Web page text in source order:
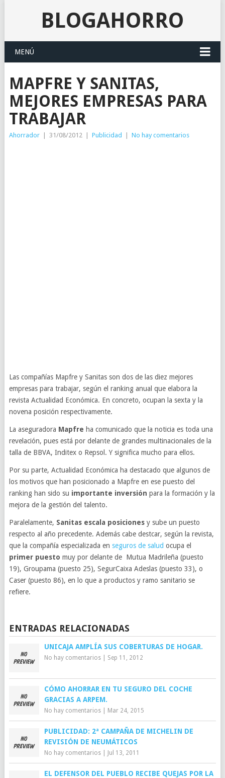
BLOGAHORRO
MENÚ
MAPFRE Y SANITAS,
MEJORES EMPRESAS PARA
TRABAJAR
Ahorrador 31/08/2012 Publicidad No hay comentarios
Las compañías Mapfre y Sanitas son dos de las diez mejores
empresas para trabajar, según el ranking anual que elabora la
revista Actualidad Económica. En concreto, ocupan la sexta y la
novena posición respectivamente.
La aseguradora Mapfre ha comunicado que la noticia es toda una
revelación, pues está por delante de grandes multinacionales de la
talla de BBVA, Inditex o Repsol. Y significa mucho para ellos.
Por su parte, Actualidad Económica ha destacado que algunos de
los motivos que han posicionado a Mapfre en ese puesto del
ranking han sido su importante inversión para la formación y la
mejora de la gestión del talento.
Paralelamente, Sanitas escala posicionesy sube un puesto
respecto al año precedente. Además cabe destcar, según la revista,
que la compañía especializada en seguros de salud ocupa el
primer puesto muy por delante de Mutua Madrileña (puesto
19), Groupama (puesto 25), SegurCaixa Adeslas (puesto 33), o
Caser (puesto 86), en lo que a productos y ramo sanitario se
refiere.
ENTRADAS RELACIONADAS
UNICAJA AMPLÍA SUS COBERTURAS DE HOGAR.
No hay comentarios| Sep 11, 2012
CÓMO AHORRAR EN TU SEGURO DEL COCHE
GRACIAS A ARPEM.
No hay comentarios| Mar 24, 2015
PUBLICIDAD: 2ª CAMPAÑA DE MICHELIN DE
REVISIÓN DE NEUMÁTICOS
No hay comentarios| Jul 13, 2011
EL DEFENSOR DEL PUEBLO RECIBE QUEJAS POR LA